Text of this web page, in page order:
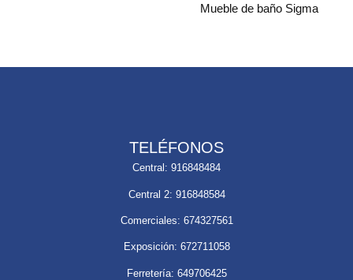
Mueble de baño Sigma
TELÉFONOS
Central: 916848484
Central 2: 916848584
Comerciales: 674327561
Exposición: 672711058
Ferretería: 649706425